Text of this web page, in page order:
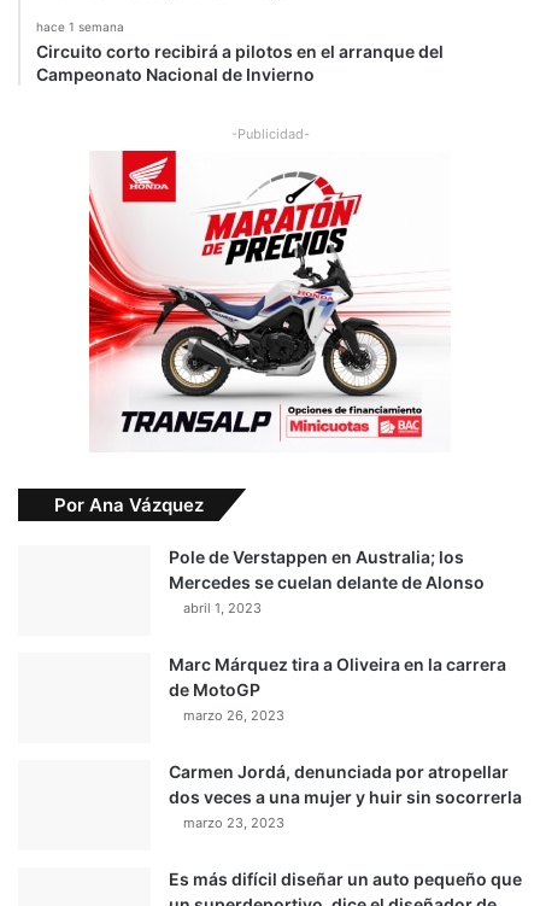
hace 1 semana
Circuito corto recibirá a pilotos en el arranque del
Campeonato Nacional de Invierno
-Publicidad-
Por Ana Vázquez
Pole de Verstappen en Australia; los
Mercedes se cuelan delante de Alonso
abril 1, 2023
Marc Márquez tira a Oliveira en la carrera
de MotoGP
marzo 26, 2023
Carmen Jordá, denunciada por atropellar
dos veces a una mujer y huir sin socorrerla
marzo 23, 2023
Es más difícil diseñar un auto pequeño que